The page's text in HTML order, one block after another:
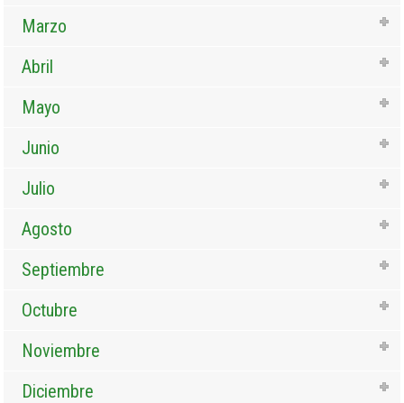
Marzo
Abril
Mayo
Junio
Julio
Agosto
Septiembre
Octubre
Noviembre
Diciembre